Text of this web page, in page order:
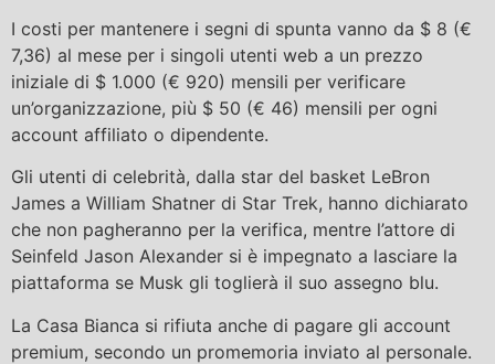
I costi per mantenere i segni di spunta vanno da $ 8 (€
7,36) al mese per i singoli utenti web a un prezzo
iniziale di $ 1.000 (€ 920) mensili per verificare
un’organizzazione, più $ 50 (€ 46) mensili per ogni
account affiliato o dipendente.
Gli utenti di celebrità, dalla star del basket LeBron
James a William Shatner di Star Trek, hanno dichiarato
che non pagheranno per la verifica, mentre l’attore di
Seinfeld Jason Alexander si è impegnato a lasciare la
piattaforma se Musk gli toglierà il suo assegno blu.
La Casa Bianca si rifiuta anche di pagare gli account
premium, secondo un promemoria inviato al personale.